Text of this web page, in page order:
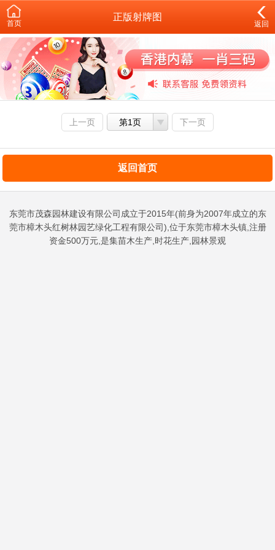
首页
正版射牌图
返回
上一页 第1页 下一页
返回首页
东莞市茂森园林建设有限公司成立于2015年(前身为2007年成立的东
莞市樟木头红树林园艺绿化工程有限公司),位于东莞市樟木头镇,注册
资金500万元,是集苗木生产,时花生产,园林景观